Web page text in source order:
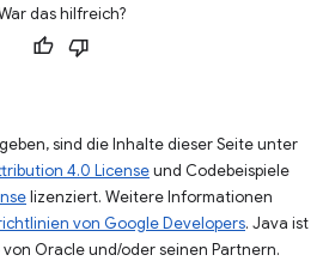
das hilfreich?
sind die Inhalte dieser Seite unter
4.0 Licenseund Codebeispiele
lizenziert. Weitere Informationen
von Google Developers. Java ist
Oracle und/oder seinen Partnern.